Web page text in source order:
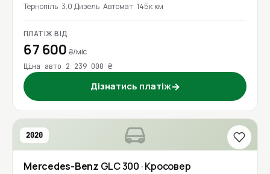
Тернопіль 3.0 Дизель Автомат 145к км
ПЛАТІЖ ВІД
67 600 ₴/міс
Ціна авто 2 239 000 ₴
Дізнатись платіж→
2020
Mercedes-Benz GLC 300 · Кросовер